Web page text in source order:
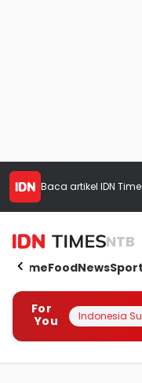
Baca artikel IDN
NTB
HomeFoodNewsSport
For
You
Indonesia